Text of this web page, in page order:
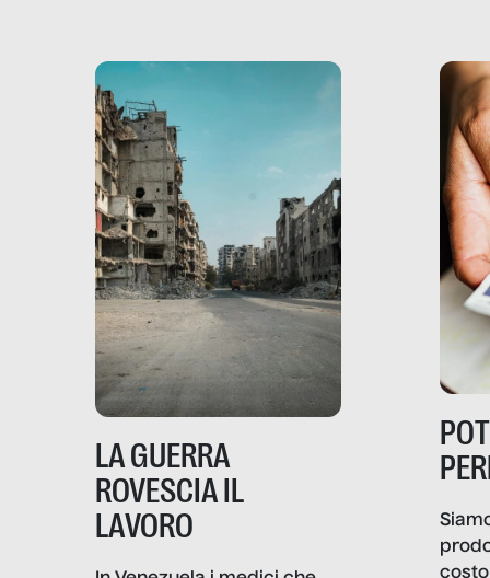
LA GUERRA
ROVESCIA IL
LAVORO